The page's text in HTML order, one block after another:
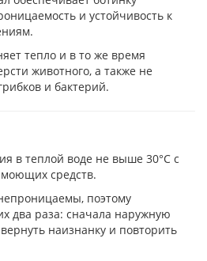
и устойчивость к
тепло и в то же время
животного, а также не
и бактерий.
в теплой воде не выше 30°C с
средств.
поэтому
два раза: сначала наружную
наизнанку и повторить